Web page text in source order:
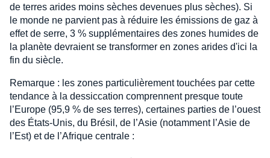
de terres arides moins sèches devenues plus sèches). Si
le monde ne parvient pas à réduire les émissions de gaz à
effet de serre, 3 % supplémentaires des zones humides de
la planète devraient se transformer en zones arides d'ici la
fin du siècle.
Remarque : les zones particulièrement touchées par cette
tendance à la dessiccation comprennent presque toute
l’Europe (95,9 % de ses terres), certaines parties de l’ouest
des États-Unis, du Brésil, de l’Asie (notamment l’Asie de
l’Est) et de l’Afrique centrale :